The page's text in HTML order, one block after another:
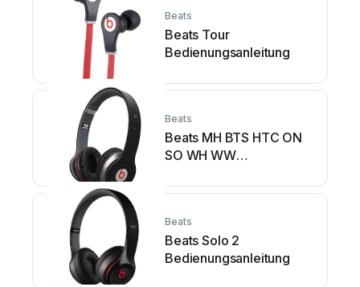
Beats
Beats Tour
Bedienungsanleitung
Beats
Beats MH BTS HTC ON
SO WH WW
Wartungshandbuch
Beats
Beats Solo 2
Bedienungsanleitung